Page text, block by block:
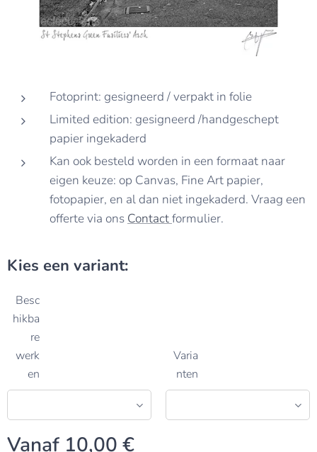
Fotoprint: gesigneerd / verpakt in folie
Limited edition: gesigneerd /handgeschept
papier ingekaderd
Kan ook besteld worden in een formaat naar
eigen keuze: op Canvas, Fine Art papier,
fotopapier, en al dan niet ingekaderd. Vraag een
offerte via ons Contactformulier.
Kies een variant:
Besc
hikba
re
werk
en
Varia
nten
Vanaf 10,00 €